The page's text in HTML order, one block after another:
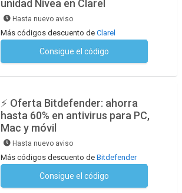
unidad Nivea en Clarel
Hasta nuevo aviso
Más códigos descuento de Clarel
Consigue el código
⚡ Oferta Bitdefender: ahorra
hasta 60% en antivirus para PC,
Mac y móvil
Hasta nuevo aviso
Más códigos descuento de Bitdefender
Consigue el código